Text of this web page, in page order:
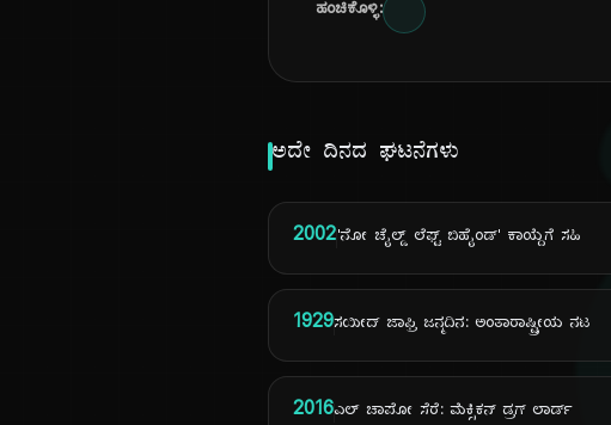
ಹಂಚಿಕೊಳ್ಳಿ:
ಅದೇ ದಿನದ ಘಟನೆಗಳು
2002'ನೋ ಚೈಲ್ಡ್ ಲೆಫ್ಟ್ ಬಿಹೈಂಡ್' ಕಾಯ್ದೆಗೆ ಸಹಿ
1929ಸಯೀದ್ ಜಾಫ್ರಿ ಜನ್ಮದಿನ: ಅಂತಾರಾಷ್ಟ್ರೀಯ ನಟ
2016ಎಲ್ ಚಾಪೋ ಸೆರೆ: ಮೆಕ್ಸಿಕನ್ ಡ್ರಗ್ ಲಾರ್ಡ್